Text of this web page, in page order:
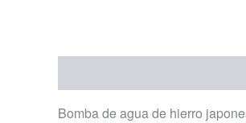
Bomba de agua de hierro